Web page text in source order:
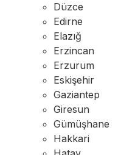
Düzce
Edirne
Elazığ
Erzincan
Erzurum
Eskişehir
Gaziantep
Giresun
Gümüşhane
Hakkari